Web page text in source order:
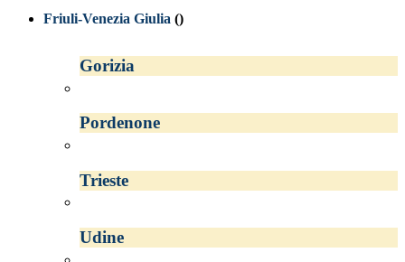
Friuli-Venezia Giulia ()
Gorizia
Pordenone
Trieste
Udine